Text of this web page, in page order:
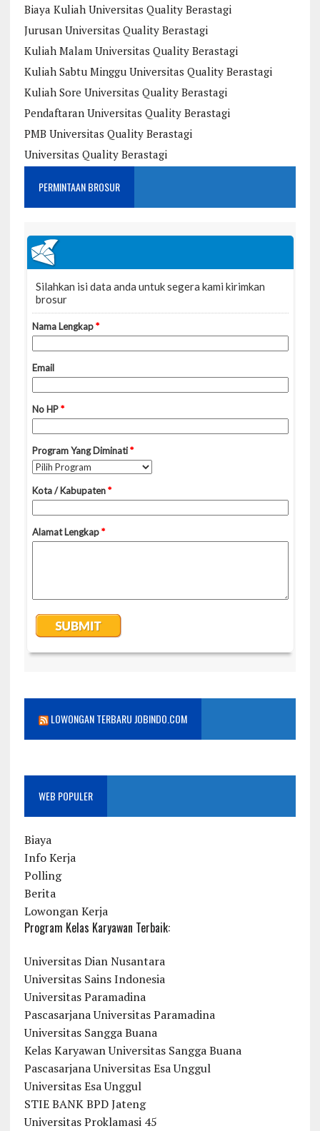
Biaya Kuliah Universitas Quality Berastagi
Jurusan Universitas Quality Berastagi
Kuliah Malam Universitas Quality Berastagi
Kuliah Sabtu Minggu Universitas Quality Berastagi
Kuliah Sore Universitas Quality Berastagi
Pendaftaran Universitas Quality Berastagi
PMB Universitas Quality Berastagi
Universitas Quality Berastagi
PERMINTAAN BROSUR
LOWONGAN TERBARU JOBINDO.COM
WEB POPULER
Biaya
Info Kerja
Polling
Berita
Lowongan Kerja
Program Kelas Karyawan Terbaik:
Universitas Dian Nusantara
Universitas Sains Indonesia
Universitas Paramadina
Pascasarjana Universitas Paramadina
Universitas Sangga Buana
Kelas Karyawan Universitas Sangga Buana
Pascasarjana Universitas Esa Unggul
Universitas Esa Unggul
STIE BANK BPD Jateng
Universitas Proklamasi 45